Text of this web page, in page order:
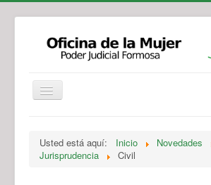
Legislación
Novedades
Usted está aquí: Inicio
Novedades
Jurisprudencia
Civil